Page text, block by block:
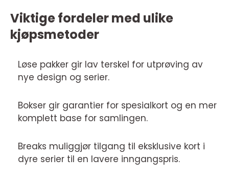
Viktige fordeler med ulike
kjøpsmetoder
Løse pakker gir lav terskel for utprøving av
nye design og serier.
Bokser gir garantier for spesialkort og en mer
komplett base for samlingen.
Breaks muliggjør tilgang til eksklusive kort i
dyre serier til en lavere inngangspris.